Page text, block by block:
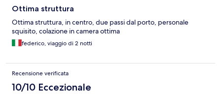
Ottima struttura
Ottima struttura, in centro, due passi dal porto, personale
squisito, colazione in camera ottima
federico, viaggio di 2 notti
Recensione verificata
10/10 Eccezionale